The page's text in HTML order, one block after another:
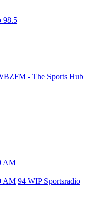
98.5
- The Sports Hub
AM
AM 94 WIP Sportsradio